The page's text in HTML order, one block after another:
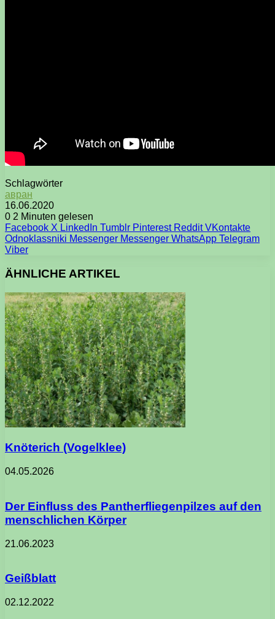
Schlagwörter
авран
16.06.2020
0 2 Minuten gelesen
Facebook X LinkedIn Tumblr Pinterest Reddit VKontakte
Odnoklassniki Messenger Messenger WhatsApp Telegram
Viber
ÄHNLICHE ARTIKEL
Knöterich (Vogelklee)
04.05.2026
Der Einfluss des Pantherfliegenpilzes auf den
menschlichen Körper
21.06.2023
Geißblatt
02.12.2022